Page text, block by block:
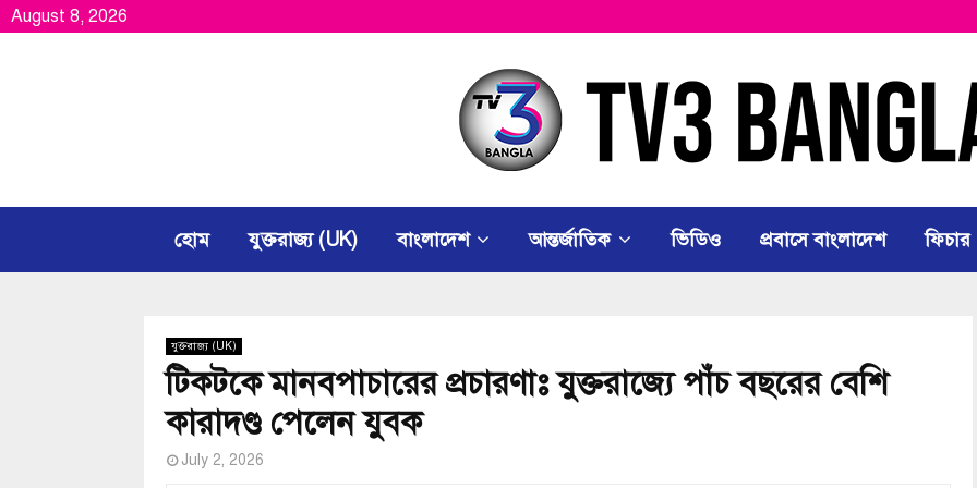
August 8, 2026
হোম যুক্তরাজ্য (UK) বাংলাদেশ আন্তর্জাতিক ভিডিও প্রবাসে বাংলাদেশ ফিচার
যুক্তরাজ্য (UK)
টিকটকে মানবপাচারের প্রচারণাঃ যুক্তরাজ্যে পাঁচ বছরের বেশি
কারাদণ্ড পেলেন যুবক
July 2, 2026